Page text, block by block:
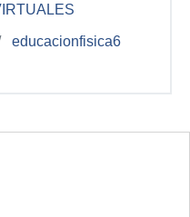
educacionfisica6